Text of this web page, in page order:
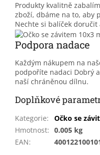
Produkty kvalitně
zboží, dbáme na to, aby
Nechte si balíček doručit
Podpora nadace
Každým nákupem na
podpoříte nadaci Dobrý
naší chráněnou dílnu.
Doplňkové
Kategorie:
Očko se
Hmotnost: 0.005 kg
EAN: